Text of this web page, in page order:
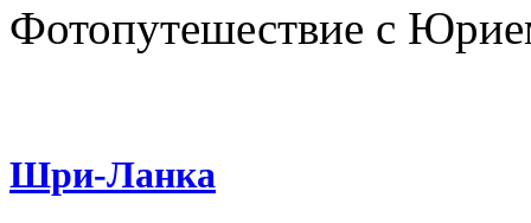
Фотопутешествие с
Шри-Ланка